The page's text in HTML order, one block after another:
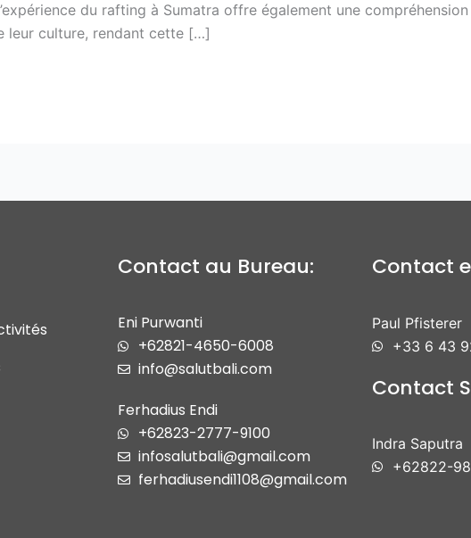
du rafting à Sumatra offre également une
leur culture, rendant cette […]
Contact au Bureau:
Eni Purwanti
+62821-4650-6008
info@salutbali.com
Ferhadius Endi
+62823-2777-9100
infosalutbali@gmail.com
ferhadiusendi1108@gmail.com
Contact
Paul Pfisterer
+33 6 43
Contact
Indra Saputra
+62822-